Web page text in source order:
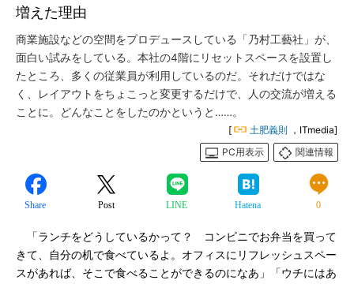
増えた理由
商業施設などの空間をプロデュースしている「乃村工藝社」が、
面白い試みをしている。本社の4階にリセットスペースを設置し
たところ、多くの従業員が利用しているのだ。それだけではな
く、レイアウトをちょこっと変更するだけで、人の交流が増える
ことに。どんなことをしたのかというと……。
[ 土肥義則 ，ITmedia]
PC用表示
関連情報
Share Post LINE Hatena 0
「ランチをどうしているかって？ コンビニでお弁当を買って
きて、自分の机で食べているよ。オフィスにリフレッシュスペー
スがあれば、そこで食べることができるのになあ」「ウチにはあ